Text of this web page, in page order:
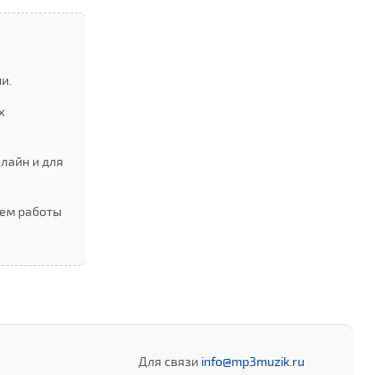
и для
работы
Для связи info@mp3muzik.ru